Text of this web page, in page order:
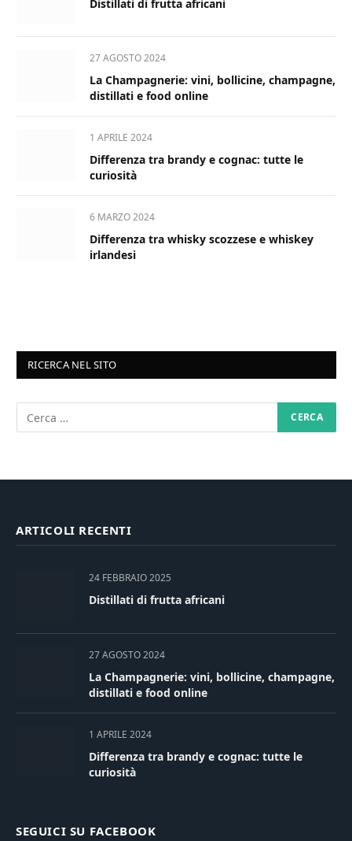
Distillati di frutta africani
27 AGOSTO 2024
La Champagnerie: vini, bollicine, champagne,
distillati e food online
1 APRILE 2024
Differenza tra brandy e cognac: tutte le
curiosità
6 MARZO 2024
Differenza tra whisky scozzese e whiskey
irlandesi
RICERCA NEL SITO
ARTICOLI RECENTI
24 FEBBRAIO 2025
Distillati di frutta africani
27 AGOSTO 2024
La Champagnerie: vini, bollicine, champagne,
distillati e food online
1 APRILE 2024
Differenza tra brandy e cognac: tutte le
curiosità
SEGUICI SU FACEBOOK